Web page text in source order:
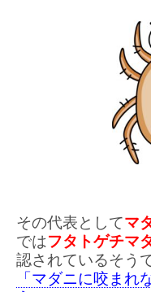
その代表としてマ
ではフタトゲチマ
認されているそう
「マダニに咬まれ